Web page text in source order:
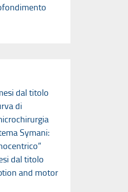
dal titolo
di
Symani:
dal titolo
and motor